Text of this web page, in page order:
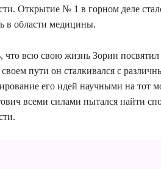
Открытие № 1 в горном деле
в области медицины.
что всю свою жизнь Зорин
пути он сталкивался с
его идей научными на тот
всеми силами пытался найти